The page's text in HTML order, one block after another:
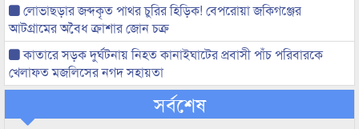
লোভাছড়ার জব্দকৃত পাথর চুরির হিড়িক! বেপরোয়া জকিগঞ্জের
আটগ্রামের অবৈধ ক্রাশার জোন চক্র
কাতারে সড়ক দুর্ঘটনায় নিহত কানাইঘাটের প্রবাসী পাঁচ পরিবারকে
খেলাফত মজলিসের নগদ সহায়তা
সর্বশেষ